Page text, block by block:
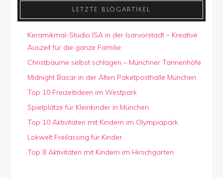
LETZTE BLOGARTIKEL
Keramikmal-Studio ISA in der Isarvorstadt – Kreative
Auszeit für die ganze Familie
Christbäume selbst schlagen – Münchner Tannenhöfe
Midnight Basar in der Alten Paketposthalle München
Top 10 Freizeitideen im Westpark
Spielplätze für Kleinkinder in München
Top 10 Aktivitäten mit Kindern im Olympiapark
Lokwelt Freilassing für Kinder
Top 8 Aktivitäten mit Kindern im Hirschgarten